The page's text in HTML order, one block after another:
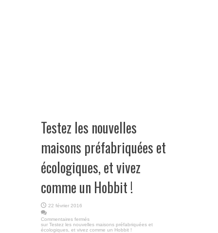
Testez les nouvelles
maisons préfabriquées et
écologiques, et vivez
comme un Hobbit !
22 février 2016
Commentaires fermés
sur Testez les nouvelles maisons préfabriquées et
écologiques, et vivez comme un Hobbit !